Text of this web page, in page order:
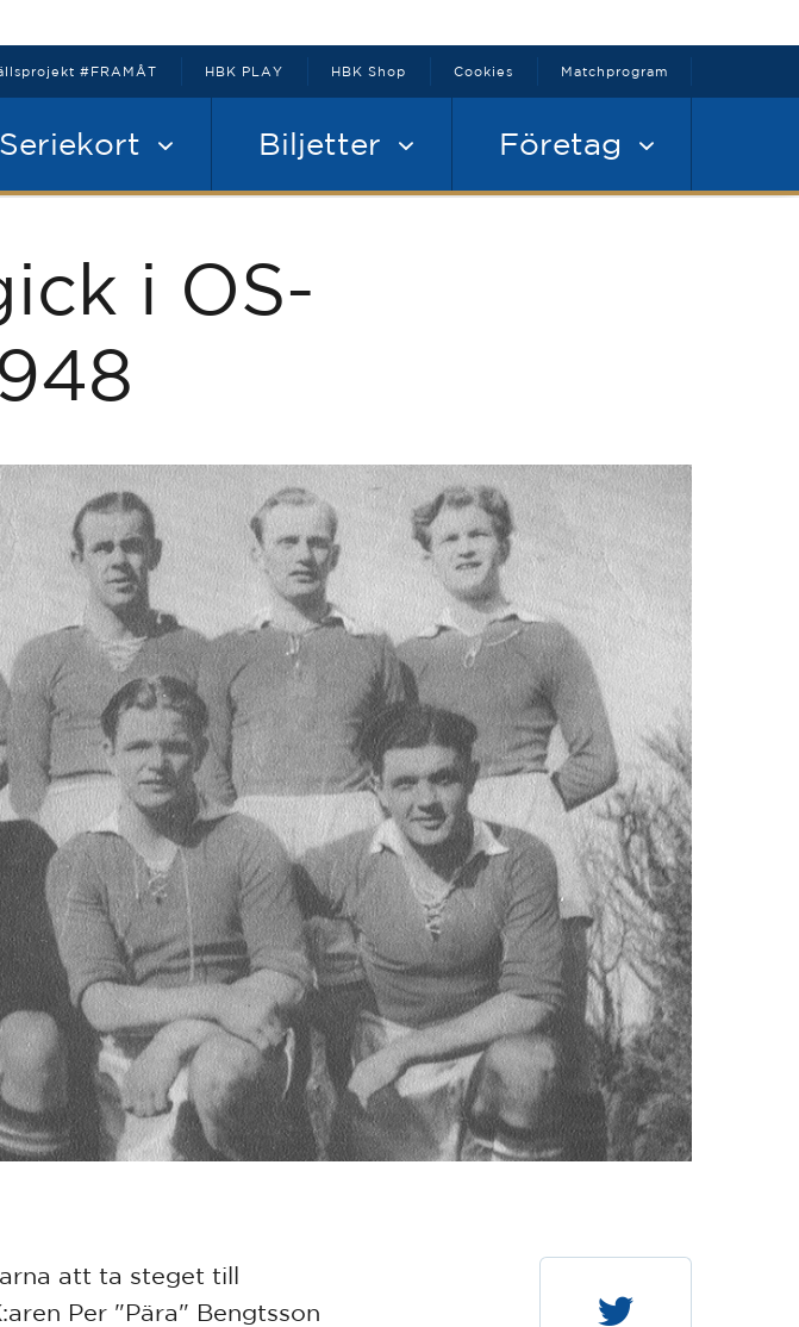
Seriekort Biljetter Företag
#FRAMÅT HBK PLAY HBK Shop Cookies Matchprogram
i OS-
att ta steget till
Per "Pära" Bengtsson